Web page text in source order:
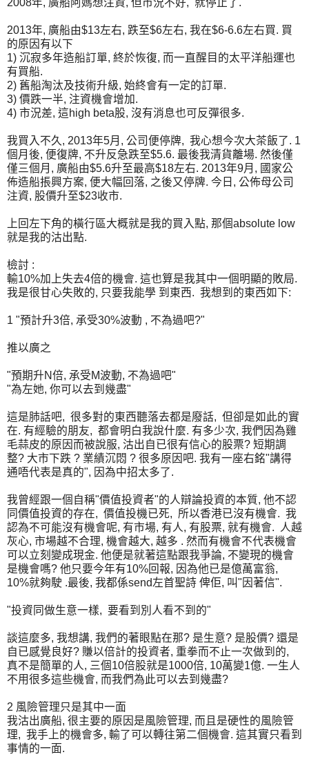
2013年, 廣船由$13左右, 跌至$6左右, 我在$6-6.6左右買. 買
的原因有以下
1) 沉寂多年造船訂單, 終於恢復, 而一直醒目的太平洋船運也
有買船.
2) 舊船淘汰及技術升級, 始終會有一定的訂單.
3) 價跌一半, 注資機會增加.
4) 市況差, 這high beta股, 沒有消息也可反彈很多.
我買入不久, 2013年5月, 公司便停牌, 我心想今次大茶飯了. 1
個月後, 便復牌, 不升反急跌至$5.6. 最後我清貨離場. 然後僅
僅三個月, 廣船由$5.6升至最高$18左右. 2013年9月, 國家公
佈造船掁興方案, 便大幅回落, 之後又停牌. 今日, 公佈母公司
注資, 股價升至$23收市.
上回左下角的橫行區大概就是我的買入點, 那個absolute low
就是我的沽出點.
檢討 :
輸10%加上失去4倍的機會. 這也算是我其中一個明顯的敗局.
我是很甘心失敗的, 只要我能學 到東西. 我想到的東西如下:
1 "預計升3倍, 承受30%波動 , 不為過吧?"
推以廣之
"預期升N倍, 承受M波動, 不為過吧"
"為左她, 你可以去到幾盡"
這是肺話吧, 很多對的東西聽落去都是廢話, 但卻是如此的實
在. 有經驗的朋友, 都會明白我說什麼. 有多少次, 我們因為雞
毛蒜皮的原因而被說服, 沽出自已很有信心的股票? 短期調
整? 大市下跌 ? 業績沉悶 ? 很多原因吧. 我有一座右銘"講得
通唔代表是真的", 因為中招太多了.
我曾經跟一個自稱"價值投資者"的人辯論投資的本質, 他不認
同價值投資的存在, 價值投機已死, 所以香港已沒有機會. 我
認為不可能沒有機會呢, 有市場, 有人, 有股票, 就有機會. 人越
灰心, 市場越不合理, 機會越大, 越多 . 然而有機會不代表機會
可以立刻變成現金. 他便是就著這點跟我爭論, 不變現的機會
是機會嗎? 他只要今年有10%回報, 因為他已是億萬富翁,
10%就夠駛 .最後, 我都係send左首聖詩 俾佢, 叫"因著信".
"投資同做生意一樣, 要看到別人看不到的"
談這麼多, 我想講, 我們的著眼點在那? 是生意? 是股價? 還是
自已感覺良好? 賺以倍計的投資者, 重拳而不止一次做到的,
真不是簡單的人, 三個10倍股就是1000倍, 10萬變1億. 一生人
不用很多這些機會, 而我們為此可以去到幾盡?
2 風險管理只是其中一面
我沽出廣船, 很主要的原因是風險管理, 而且是硬性的風險管
理, 我手上的機會多, 輸了可以轉往第二個機會. 這其實只看到
事情的一面.